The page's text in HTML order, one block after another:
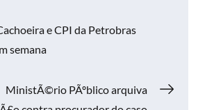
e CPI da Petrobras
semana
MinistÃ©rio PÃºblico arquiva